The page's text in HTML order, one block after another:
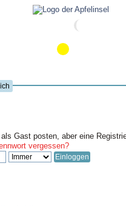
Gast posten, aber eine
vergessen?